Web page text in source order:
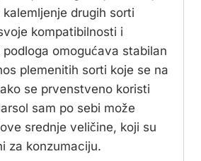
drugih sorti
kompatibilnosti i
omogućava stabilan
plemenitih sorti koje se na
se prvenstveno koristi
sam po sebi može
srednje veličine, koji su
za konzumaciju.